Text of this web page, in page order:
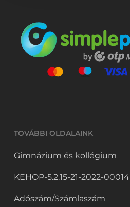
TOVÁBBI OLDALAINK
Gimnázium és kollégium
KEHOP-5.2.15-21-2022-00014
Adószám/Számlaszám